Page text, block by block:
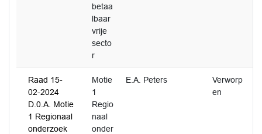
betaa
lbaar
vrije
secto
r
Raad 15-
02-2024
D.0.A. Motie
1 Regionaal
onderzoek
Motie
1
Regio
naal
onder
E.A. Peters
Verworp
en